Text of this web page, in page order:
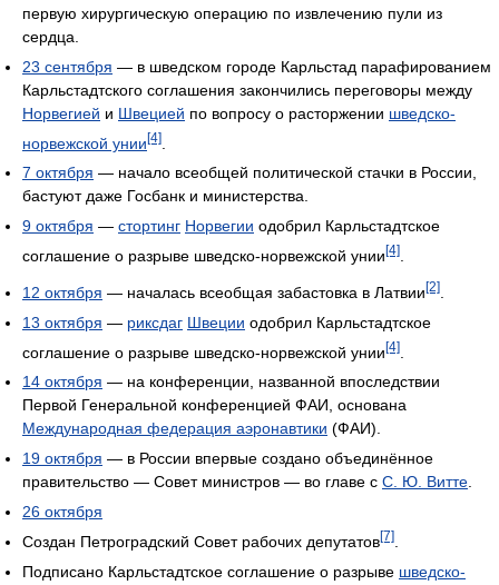
первую хирургическую операцию по извлечению пули из
сердца.
23 сентября — в шведском городе Карльстад парафированием
Карльстадтского соглашения закончились переговоры между
Норвегией и Швецией по вопросу о расторжении шведско-
норвежской унии[4]
7 октября — начало всеобщей политической стачки в России,
бастуют даже Госбанк и министерства.
9 октября — стортинг Норвегии одобрил Карльстадтское
соглашение о разрыве шведско-норвежской унии [4]
12 октября — началась всеобщая забастовка в Латвии [2]
13 октября — риксдаг Швеции одобрил Карльстадтское
соглашение о разрыве шведско-норвежской унии[4]
14 октября — на конференции, названной впоследствии
Первой Генеральной конференцией ФАИ, основана
Международная федерация аэронавтики (ФАИ).
19 октября — в России впервые создано объединённое
правительство — Совет министров — во главе с С. Ю. Витте.
26 октября
Создан Петроградский Совет рабочих депутатов[7]
Подписано Карльстадтское соглашение о разрыве шведско-